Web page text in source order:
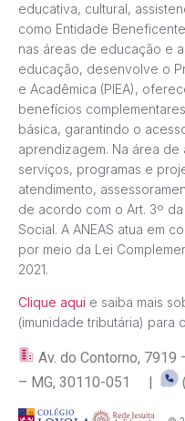
educativa, cultural,
como Entidade
nas áreas de educação e
educação, desenvolve o
e Acadêmica (PIEA),
benefícios
básica, garantindo o
aprendizagem. Na área
serviços, programas e
atendimento,
de acordo com o Art. 3º
Social. A ANEAS atua em
por meio da Lei
2021.
Clique aqui e saiba mais
(imunidade tributária) para
Av. do Contorno,
– MG, 30110-051 |